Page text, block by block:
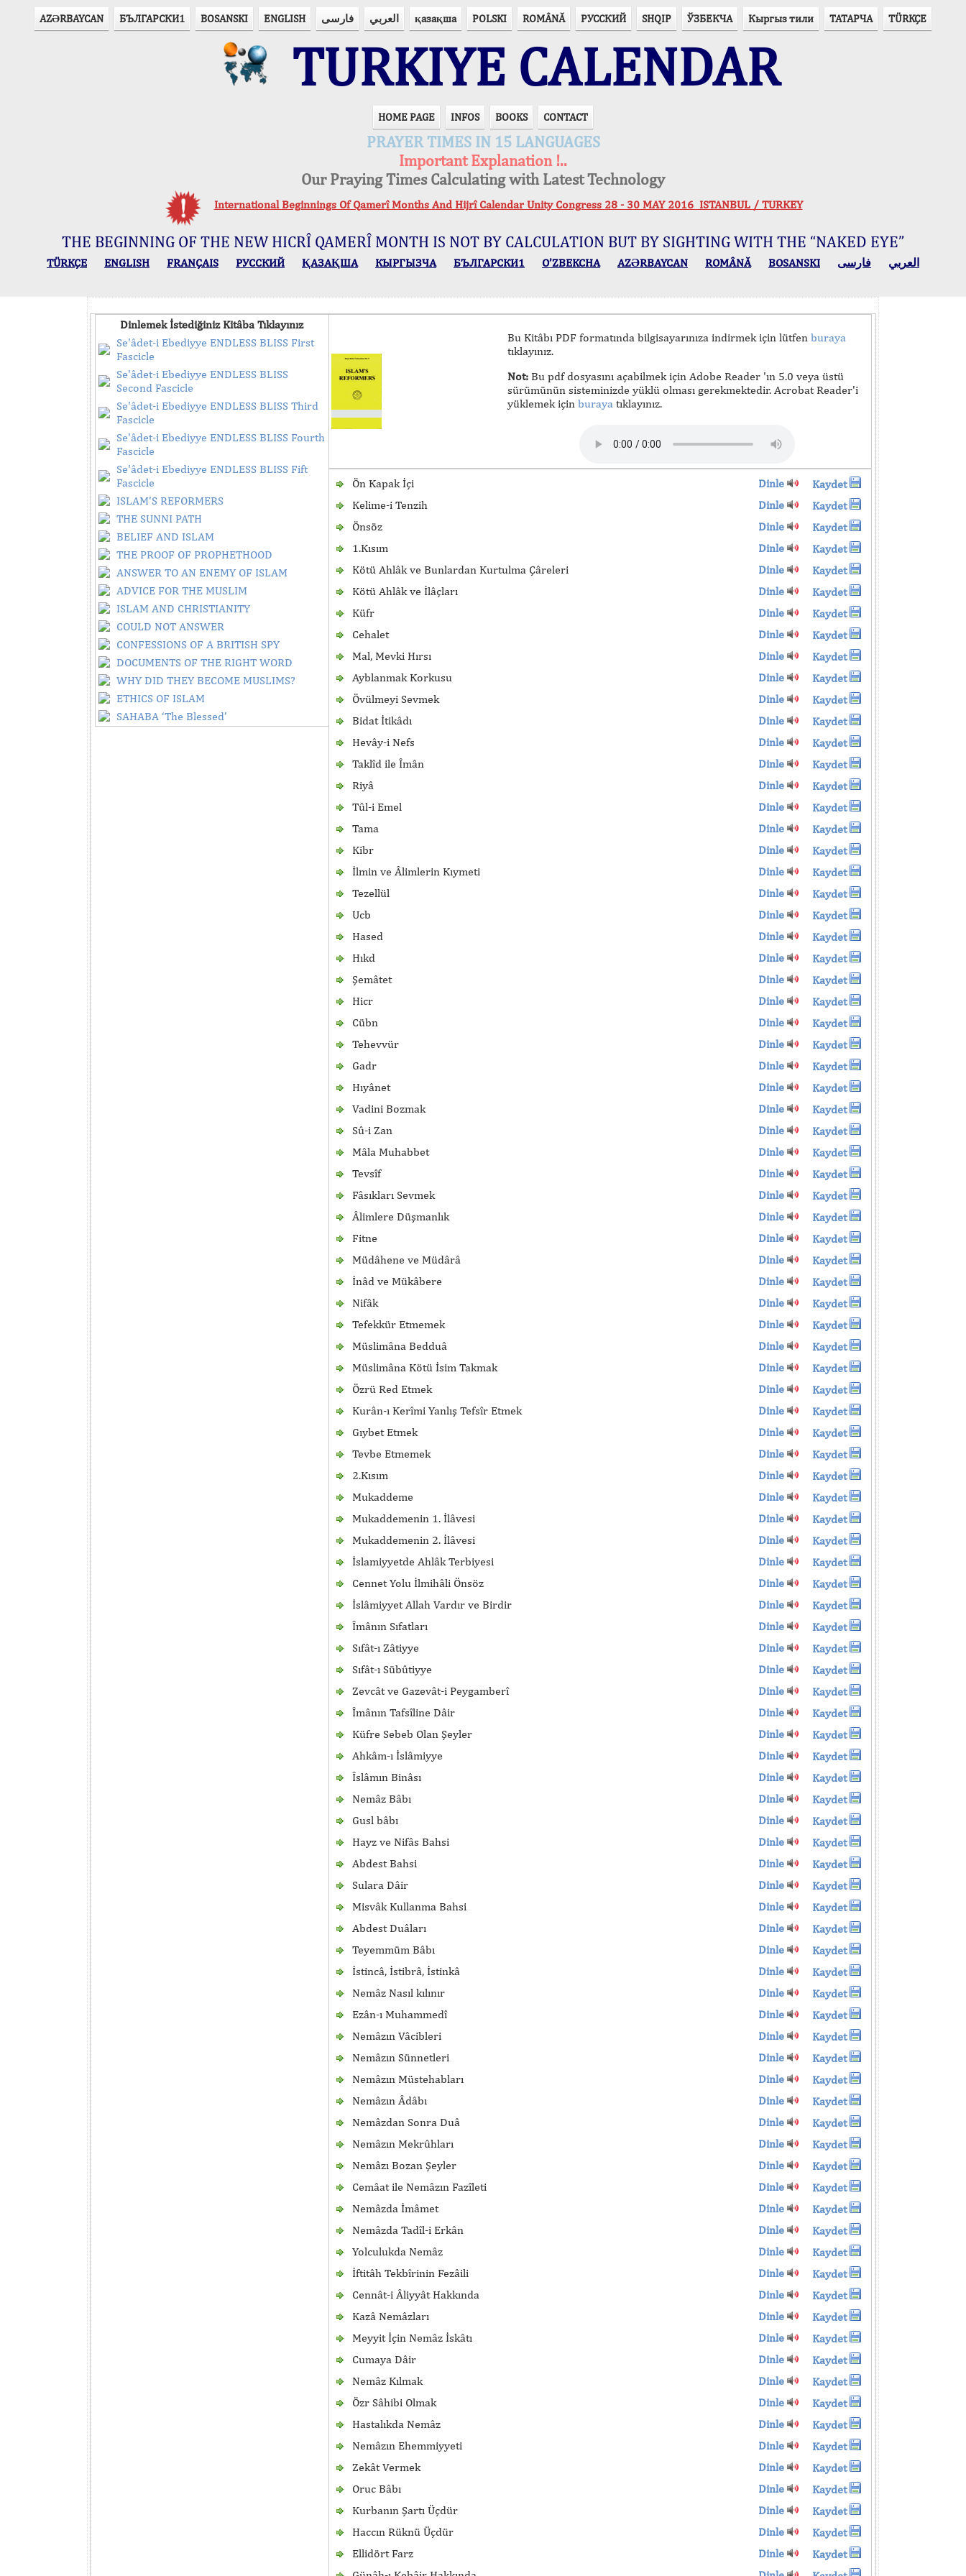
AZӘRBAYCAN БЪЛГАРСКИ1 BOSANSKI ENGLISH فارسی العربي қазақша POLSKI ROMÂNĂ РУССКИЙ SHQIP ЎЗБЕКЧА Кыргыз тили ТАТАРЧА TÜRKÇE
TURKIYE CALENDAR
HOME PAGE INFOS BOOKS CONTACT
PRAYER TIMES IN 15 LANGUAGES
Important Explanation !..
Our Praying Times Calculating with Latest Technology
International Beginnings Of Qamerî Months And Hijrî Calendar Unity Congress 28 - 30 MAY 2016 ISTANBUL / TURKEY
THE BEGINNING OF THE NEW HICRÎ QAMERÎ MONTH IS NOT BY CALCULATION BUT BY SIGHTING WITH THE “NAKED EYE”
TÜRKÇE ENGLISH FRANÇAIS РУССКИЙ ҚАЗАҚША КЫPГЫЗЧA БЪЛГАРСКИ1 O’ZBEKCHA AZӘRBAYCAN ROMÂNĂ BOSANSKI العربي فارسی
Dinlemek İstediğiniz Kitâba Tıklayınız
Se'âdet-i Ebediyye ENDLESS BLISS First
Fascicle
Se'âdet-i Ebediyye ENDLESS BLISS
Second Fascicle
Se'âdet-i Ebediyye ENDLESS BLISS Third
Fascicle
Se'âdet-i Ebediyye ENDLESS BLISS Fourth
Fascicle
Se'âdet-i Ebediyye ENDLESS BLISS Fift
Fascicle
ISLAM'S REFORMERS
THE SUNNI PATH
BELIEF AND ISLAM
THE PROOF OF PROPHETHOOD
ANSWER TO AN ENEMY OF ISLAM
ADVICE FOR THE MUSLIM
ISLAM AND CHRISTIANITY
COULD NOT ANSWER
CONFESSIONS OF A BRITISH SPY
DOCUMENTS OF THE RIGHT WORD
WHY DID THEY BECOME MUSLIMS?
ETHICS OF ISLAM
SAHABA ‘The Blessed’
Bu Kitâbı PDF formatında bilgisayarınıza indirmek için lütfen buraya
tıklayınız.
Not:Bu pdf dosyasını açabilmek için Adobe Reader 'ın 5.0 veya üstü
sürümünün sisteminizde yüklü olması gerekmektedir. Acrobat Reader'i
yüklemek için burayatıklayınız.
Ön Kapak İçi Dinle
Kaydet
Kelime-i Tenzih
Dinle
Kaydet
Önsöz
Dinle
Kaydet
1.Kısım
Dinle
Kaydet
Kötü Ahlâk ve Bunlardan Kurtulma Çâreleri
Dinle
Kaydet
Kötü Ahlâk ve İlâçları
Dinle
Kaydet
Küfr
Dinle
Kaydet
Cehalet
Dinle
Kaydet
Mal, Mevki Hırsı
Dinle
Kaydet
Ayblanmak Korkusu
Dinle
Kaydet
Övülmeyi Sevmek
Dinle
Kaydet
Bidat İtikâdı
Dinle
Kaydet
Hevây-i Nefs
Dinle
Kaydet
Taklîd ile Îmân
Dinle
Kaydet
Riyâ
Dinle
Kaydet
Tûl-i Emel
Dinle
Kaydet
Tama
Dinle
Kaydet
Kibr
Dinle
Kaydet
İlmin ve Âlimlerin Kıymeti
Dinle
Kaydet
Tezellül
Dinle
Kaydet
Ucb
Dinle
Kaydet
Hased
Dinle
Kaydet
Hıkd
Dinle
Kaydet
Şemâtet
Dinle
Kaydet
Hicr
Dinle
Kaydet
Cübn
Dinle
Kaydet
Tehevvür
Dinle
Kaydet
Gadr
Dinle
Kaydet
Hıyânet
Dinle
Kaydet
Vadini Bozmak
Dinle
Kaydet
Sû-i Zan
Dinle
Kaydet
Mâla Muhabbet
Dinle
Kaydet
Tevsîf
Dinle
Kaydet
Fâsıkları Sevmek
Dinle
Kaydet
Âlimlere Düşmanlık
Dinle
Kaydet
Fitne
Dinle
Kaydet
Müdâhene ve Müdârâ
Dinle
Kaydet
İnâd ve Mükâbere
Dinle
Kaydet
Nifâk
Dinle
Kaydet
Tefekkür Etmemek
Dinle
Kaydet
Müslimâna Bedduâ
Dinle
Kaydet
Müslimâna Kötü İsim Takmak
Dinle
Kaydet
Özrü Red Etmek
Dinle
Kaydet
Kurân-ı Kerîmi Yanlış Tefsîr Etmek
Dinle
Kaydet
Gıybet Etmek
Dinle
Kaydet
Tevbe Etmemek
Dinle
Kaydet
2.Kısım
Dinle
Kaydet
Mukaddeme
Dinle
Kaydet
Mukaddemenin 1. İlâvesi
Dinle
Kaydet
Mukaddemenin 2. İlâvesi
Dinle
Kaydet
İslamiyyetde Ahlâk Terbiyesi
Dinle
Kaydet
Cennet Yolu İlmihâli Önsöz
Dinle
Kaydet
İslâmiyyet Allah Vardır ve Birdir
Dinle
Kaydet
Îmânın Sıfatları
Dinle
Kaydet
Sıfât-ı Zâtiyye
Dinle
Kaydet
Sıfât-ı Sübûtiyye
Dinle
Kaydet
Zevcât ve Gazevât-i Peygamberî
Dinle
Kaydet
Îmânın Tafsîline Dâir
Dinle
Kaydet
Küfre Sebeb Olan Şeyler
Dinle
Kaydet
Ahkâm-ı İslâmiyye
Dinle
Kaydet
Îslâmın Binâsı
Dinle
Kaydet
Nemâz Bâbı
Dinle
Kaydet
Gusl bâbı
Dinle
Kaydet
Hayz ve Nifâs Bahsi
Dinle
Kaydet
Abdest Bahsi
Dinle
Kaydet
Sulara Dâir
Dinle
Kaydet
Misvâk Kullanma Bahsi
Dinle
Kaydet
Abdest Duâları
Dinle
Kaydet
Teyemmüm Bâbı
Dinle
Kaydet
İstincâ, İstibrâ, İstinkâ
Dinle
Kaydet
Nemâz Nasıl kılınır
Dinle
Kaydet
Ezân-ı Muhammedî
Dinle
Kaydet
Nemâzın Vâcibleri
Dinle
Kaydet
Nemâzın Sünnetleri
Dinle
Kaydet
Nemâzın Müstehabları
Dinle
Kaydet
Nemâzın Âdâbı
Dinle
Kaydet
Nemâzdan Sonra Duâ
Dinle
Kaydet
Nemâzın Mekrûhları
Dinle
Kaydet
Nemâzı Bozan Şeyler
Dinle
Kaydet
Cemâat ile Nemâzın Fazîleti
Dinle
Kaydet
Nemâzda İmâmet
Dinle
Kaydet
Nemâzda Tadîl-i Erkân
Dinle
Kaydet
Yolculukda Nemâz
Dinle
Kaydet
İftitâh Tekbîrinin Fezâili
Dinle
Kaydet
Cennât-i Âliyyât Hakkında
Dinle
Kaydet
Kazâ Nemâzları
Dinle
Kaydet
Meyyit İçin Nemâz İskâtı
Dinle
Kaydet
Cumaya Dâir
Dinle
Kaydet
Nemâz Kılmak
Dinle
Kaydet
Özr Sâhibi Olmak
Dinle
Kaydet
Hastalıkda Nemâz
Dinle
Kaydet
Nemâzın Ehemmiyyeti
Dinle
Kaydet
Zekât Vermek
Dinle
Kaydet
Oruc Bâbı
Dinle
Kaydet
Kurbanın Şartı Üçdür
Dinle
Kaydet
Haccın Rüknü Üçdür
Dinle
Kaydet
Ellidört Farz
Dinle
Kaydet